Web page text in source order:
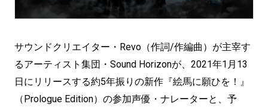
サウンドクリエイター・Revo（作詞/作編曲）が主宰す
るアーティスト集団・Sound Horizonが、2021年1月13
日にリリースする約5年振りの新作『絵馬に願ひを！』
（Prologue Edition）の参加声優・ナレーターと、予